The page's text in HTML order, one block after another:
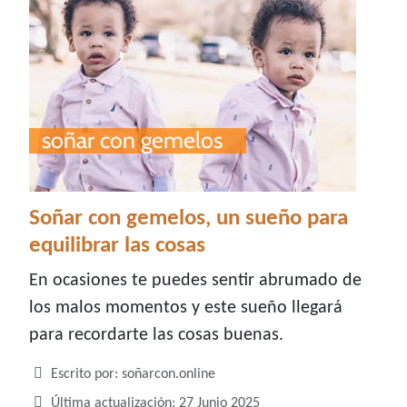
Soñar con gemelos, un sueño para
equilibrar las cosas
En ocasiones te puedes sentir abrumado de
los malos momentos y este sueño llegará
para recordarte las cosas buenas.
Detalles
Escrito por: soñarcon.online
Última actualización: 27 Junio 2025